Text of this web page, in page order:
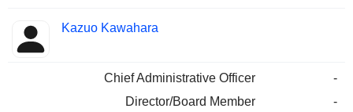
Kazuo Kawahara
Chief Administrative Officer
-
Director/Board Member
-